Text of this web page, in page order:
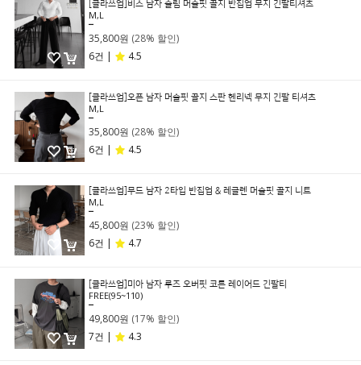
[클라쓰업]비스 남자 슬림 머슬핏 골지 반집업 무지 긴팔티셔츠
M,L
35,800원 (28% 할인)
6건 |
4.5
[클라쓰업]오픈 남자 머슬핏 골지 스판 헨리넥 무지 긴팔 티셔츠
M,L
35,800원 (28% 할인)
6건 |
4.5
[클라쓰업]무드 남자 2타입 반집업 & 레글렌 머슬핏 골지 니트
M,L
45,800원 (23% 할인)
6건 |
4.7
[클라쓰업]미아 남자 루즈 오버핏 코튼 레이어드 긴팔티
FREE(95~110)
49,800원 (17% 할인)
7건 |
4.3